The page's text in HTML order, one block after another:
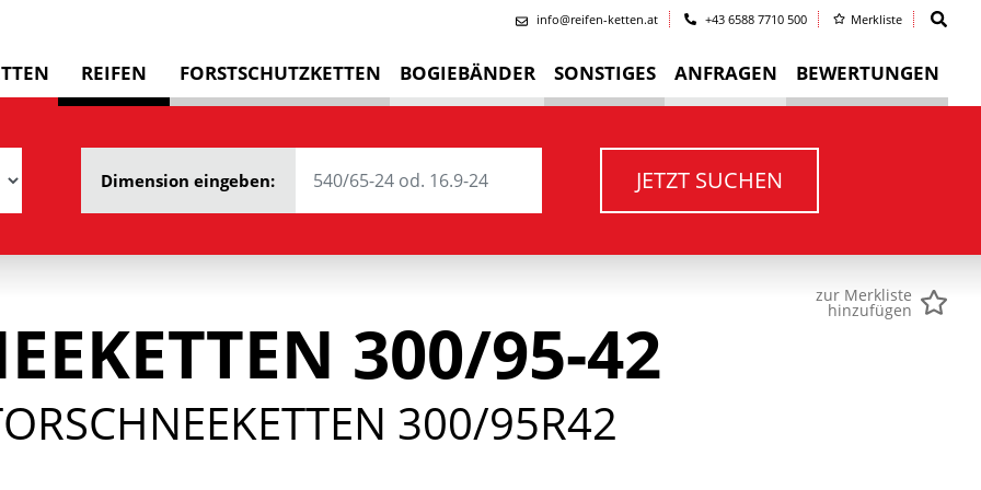
info@reifen-ketten.at +43 6588 7710 500 Merkliste
REIFEN FORSTSCHUTZKETTEN BOGIEBÄNDER SONSTIGES ANFRAGEN BEWERTUNGEN
Dimension eingeben: JETZT SUCHEN
zur Merkliste
hinzufügen
300/95-42
300/95R42